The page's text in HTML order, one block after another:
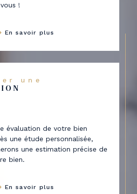
!
En savoir plus
une
évaluation de votre bien
une étude personnalisée,
une estimation précise de
bien.
En savoir plus